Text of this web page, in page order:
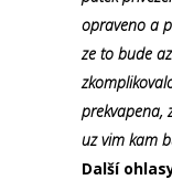
opraveno a
ze to bude
prekvapena,
uz vim kam
Další